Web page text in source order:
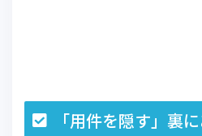
「用件を隠す」裏